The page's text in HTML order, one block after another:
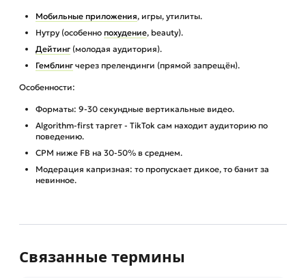
Мобильные приложения, игры, утилиты.
Нутру (особенно похудение, beauty).
Дейтинг (молодая аудитория).
Гемблинг через прелендинги (прямой запрещён).
Особенности:
Форматы: 9-30 секундные вертикальные видео.
Algorithm-first таргет - TikTok сам находит аудиторию по
поведению.
CPM ниже FB на 30-50% в среднем.
Модерация капризная: то пропускает дикое, то банит за
невинное.
Связанные термины